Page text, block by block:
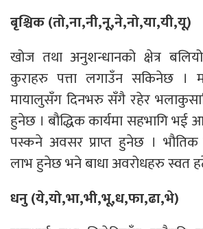
बृश्चिक (तो,ना,नी,नू,ने,नो,या,यी,यू)
खोज तथा अनुशन्धानको क्षेत्र
कुराहरु पत्ता लगाउँन सकिनेछ ।
मायालुसँग दिनभरु सँगै रहेर
हुनेछ । बौद्धिक कार्यमा सहभागि भई
पस्कने अवसर प्राप्त हुनेछ ।
लाभ हुनेछ भने बाधा अवरोधहरु स्वत
धनु (ये,यो,भा,भी,भू,ध,फा,ढा,भे)